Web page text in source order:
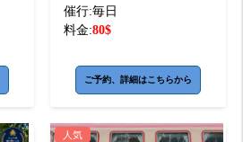
催行:毎日
料金:80$
ご予約、詳細はこちらから
人気